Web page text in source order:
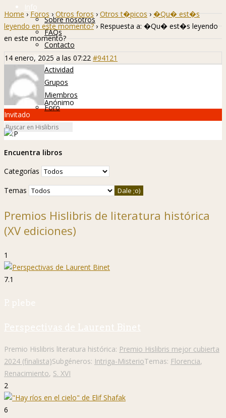
Info
Sobre nosotros
FAQs
Contacto
Hislibreños
Actividad
Grupos
Miembros
Foro
Home › Foros › Otros foros › Otros t�picos › �Qu� est�s
leyendo en este momento? › Respuesta a: �Qu� est�s leyendo
en este momento?
14 enero, 2025 a las 07:22 #94121
Anónimo
Invitado
Encuentra libros
Categorías
Temas
Premios Hislibris de literatura histórica
(XV ediciones)
1
7.1
P. plebe
Perspectivas de Laurent Binet
Premio Hislibris literatura histórica: Premio Hislibris mejor cubierta
2024 (finalista)Subgéneros: Intriga-MisterioTemas: Florencia,
Renacimiento, S. XVI
2
6